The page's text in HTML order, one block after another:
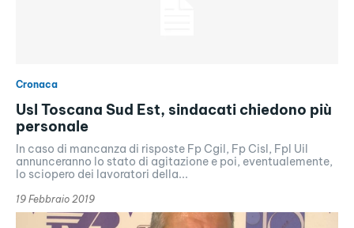
Cronaca
Usl Toscana Sud Est, sindacati chiedono più
personale
In caso di mancanza di risposte Fp Cgil, Fp Cisl, Fpl Uil
annunceranno lo stato di agitazione e poi, eventualemente,
lo sciopero dei lavoratori della...
19 Febbraio 2019